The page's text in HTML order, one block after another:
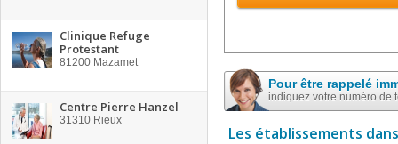
Clinique Refuge
Protestant
81200 Mazamet
Centre Pierre Hanzel
31310 Rieux
Pour être rappelé
indiquez votre numéro de
Les établissements